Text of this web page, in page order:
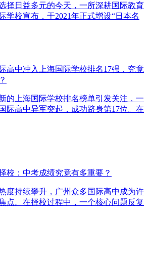
择日益多元的今天，一所深耕国际教育
学校宣布，于2021年正式增设“日本名
高中冲入上海国际学校排名17强，究竟
的上海国际学校排名榜单引发关注，一
际高中异军突起，成功跻身第17位。在
校：中考成绩究竟有多重要？
度持续攀升，广州众多国际高中成为许
点。在择校过程中，一个核心问题反复